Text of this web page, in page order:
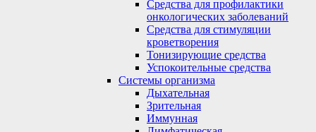
Средства для профилактики
онкологических заболеваний
Средства для стимуляции
кроветворения
Тонизирующие средства
Успокоительные средства
Системы организма
Дыхательная
Зрительная
Иммунная